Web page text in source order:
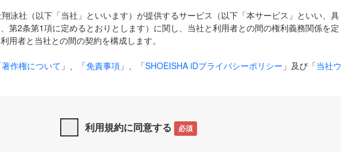
泳社（以下「当社」といいます）が提供するサービス（以下「本サービス」といい、具
第2条第1項に定めるとおりとします）に関し、当社と利用者との間の権利義務関係を定
用者と当社との間の契約を構成します。
著作権について 」、「免責事項 」、「SHOEISHA iDプライバシーポリシー 」及び「当社ウ
して適用されるものとします。
利用規約に同意する 必須